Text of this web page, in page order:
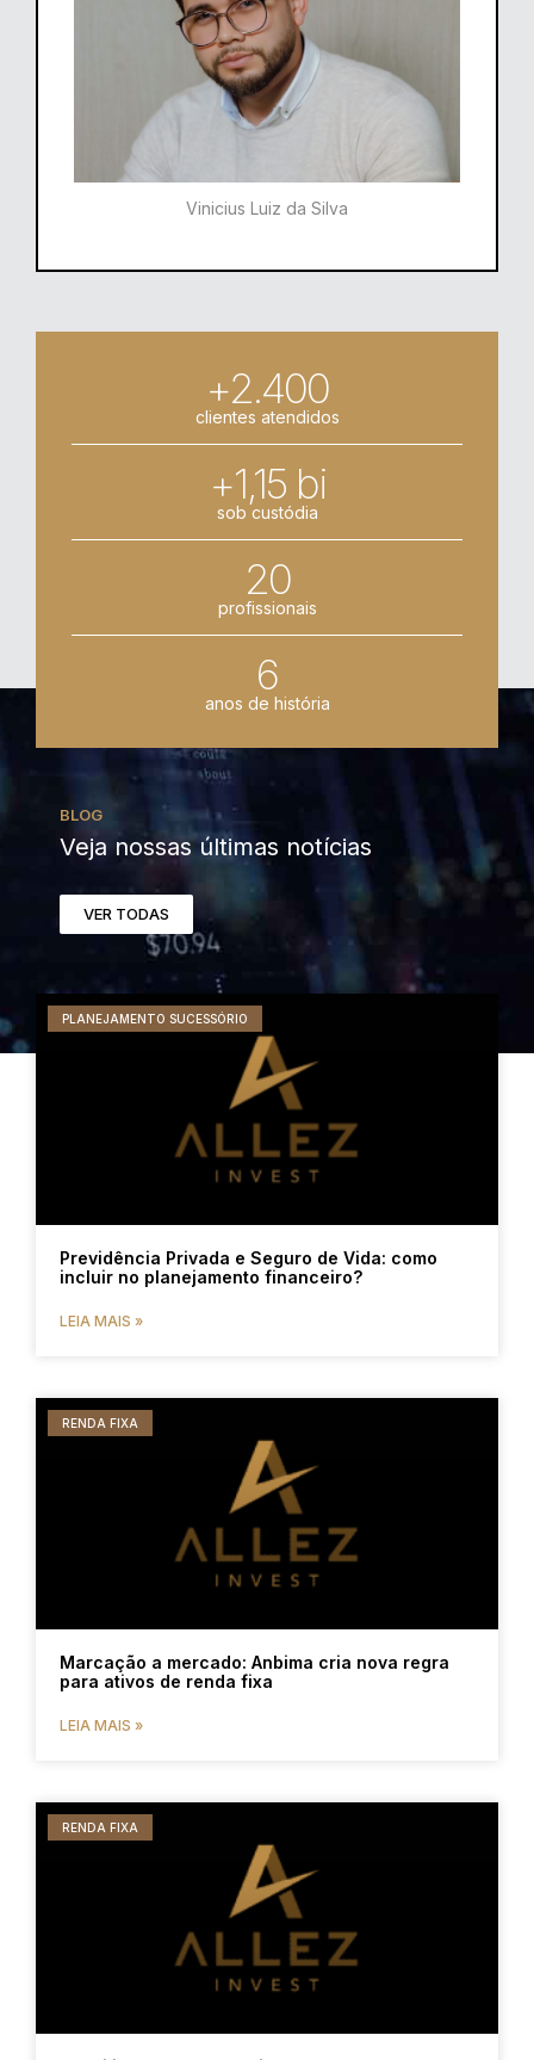
Vinicius Luiz da Silva
+2.400
clientes atendidos
+1,15 bi
sob custódia
20
profissionais
6
anos de história
BLOG
Veja nossas últimas notícias
VER TODAS
PLANEJAMENTO SUCESSÓRIO
Previdência Privada e Seguro de Vida: como
incluir no planejamento financeiro?
LEIA MAIS »
RENDA FIXA
Marcação a mercado: Anbima cria nova regra
para ativos de renda fixa
LEIA MAIS »
RENDA FIXA